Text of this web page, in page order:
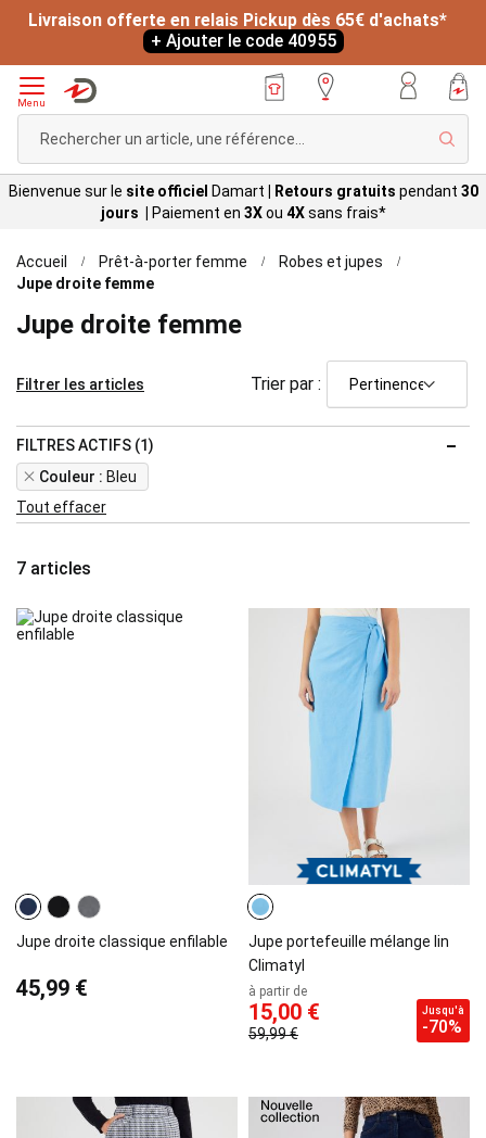
Livraison offerte en relais Pickup dès 65€ d'achats*
+ Ajouter le code 40955
Menu
Bienvenue sur le site officiel Damart Retours gratuits pendant 30
jours |
Paiement en 3Xou 4Xsans frais*
Accueil Prêt-à-porter femme
Robes et jupes
Jupe droite femme
Jupe droite femme
7 articles
Trier par :
Jupe droite classique enfilable
45,99 €
Jupe portefeuille mélange lin
Climatyl
à partir de
15,00 €
59,99 €
Jusqu'à
-70%
Filtrer les articles
FILTRES ACTIFS (1)
Couleur
Bleu
Remove
This
Item
Tout effacer